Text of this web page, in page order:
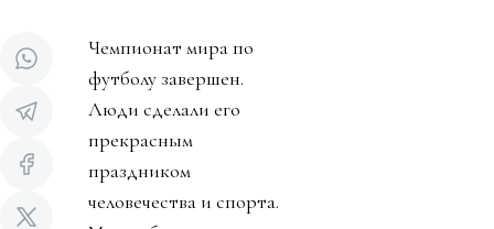
Чемпионат мира по
футболу завершен.
Люди сделали его
прекрасным
праздником
человечества и спорта.